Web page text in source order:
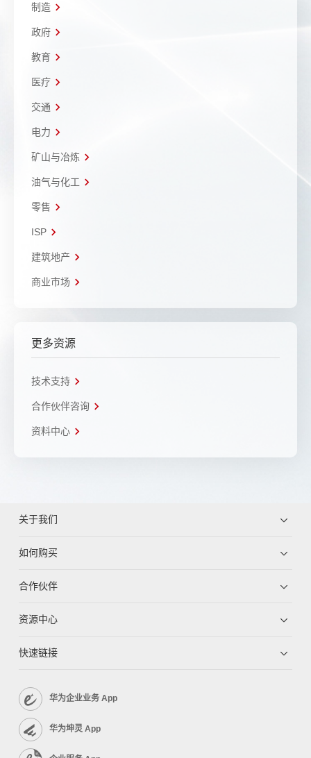
制造
政府
教育
医疗
交通
电力
矿山与冶炼
油气与化工
零售
ISP
建筑地产
商业市场
更多资源
技术支持
合作伙伴咨询
资料中心
关于我们
如何购买
合作伙伴
资源中心
快速链接
华为企业业务 App
华为坤灵 App